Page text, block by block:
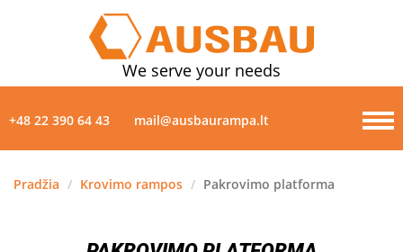
We serve your needs
+48 22 390 64 43 mail@ausbaurampa.lt
Pradžia / Krovimo rampos / Pakrovimo platforma